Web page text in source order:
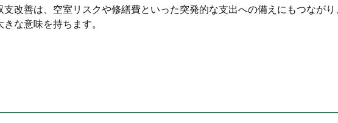
支改善は、空室リスクや修繕費といった突発的な支出への備えにもつながり
な意味を持ちます。